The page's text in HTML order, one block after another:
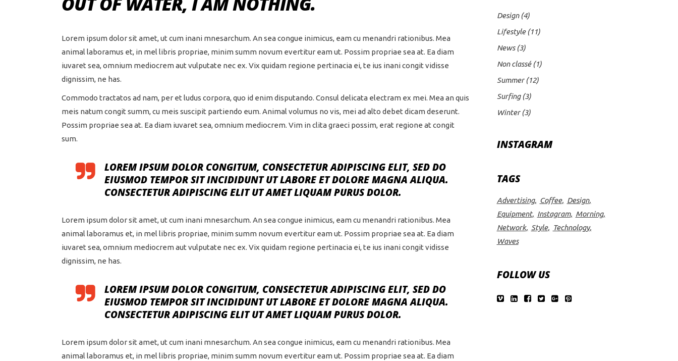
diminuer
le
volume.
Lorem ipsum dolor sit amet, ut cum inani mnesarchum. An sea congue inimicus, eam cu menandri rationibus. Mea
animal laboramus et, in mel libris propriae, minim summ novum evertitur eam ut. Possim propriae sea at. Ea diam
iuvaret sea, omnium mediocrem aut vulputate nec ex. Vix quidam regione pertinacia ei, te ius inani congit vidisse
dignissim, ne has.
Commodo tractatos ad nam, per et ludus corpora, quo id enim disputando. Consul delicata electram ex mei. Mea an quis
meis natum congit summ, cu meis suscipit partiendo eum. Animal volumus no vis, mei ad alto debet dicam deserunt.
Possim propriae sea at. Ea diam iuvaret sea, omnium mediocrem. Vim in clita graeci possim, erat regione at congit
sum.
LOREM IPSUM DOLOR CONGITUM, CONSECTETUR ADIPISCING ELIT, SED DO
EIUSMOD TEMPOR SIT INCIDIDUNT UT LABORE ET DOLORE MAGNA ALIQUA.
CONSECTETUR ADIPISCING ELIT UT AMET LIQUAM PURUS DOLOR.
Lorem ipsum dolor sit amet, ut cum inani mnesarchum. An sea congue inimicus, eam cu menandri rationibus. Mea
animal laboramus et, in mel libris propriae, minim summ novum evertitur eam ut. Possim propriae sea at. Ea diam
iuvaret sea, omnium mediocrem aut vulputate nec ex. Vix quidam regione pertinacia ei, te ius inani congit vidisse
dignissim, ne has.
LOREM IPSUM DOLOR CONGITUM, CONSECTETUR ADIPISCING ELIT, SED DO
EIUSMOD TEMPOR SIT INCIDIDUNT UT LABORE ET DOLORE MAGNA ALIQUA.
CONSECTETUR ADIPISCING ELIT UT AMET LIQUAM PURUS DOLOR.
Lorem ipsum dolor sit amet, ut cum inani mnesarchum. An sea congue inimicus, eam cu menandri rationibus. Mea
animal laboramus et, in mel libris propriae, minim summ novum evertitur eam ut. Possim propriae sea at. Ea diam
Design(4)
Lifestyle(11)
News(3)
Non classé(1)
Summer(12)
Surfing(3)
Winter(3)
INSTAGRAM
TAGS
Advertising Coffee
Design
Equipment
Instagram
Morning
Network
Style
Technology
Waves
FOLLOW US